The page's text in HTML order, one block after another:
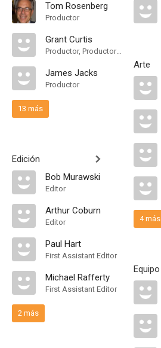
Tom Rosenberg
Productor
Grant Curtis
Productor, Productor Asociado
James Jacks
Productor
13 más
Edición
Bob Murawski
Editor
Arthur Coburn
Editor
Paul Hart
First Assistant Editor
Michael Rafferty
First Assistant Editor
2 más
Arte
4 más
Equipo